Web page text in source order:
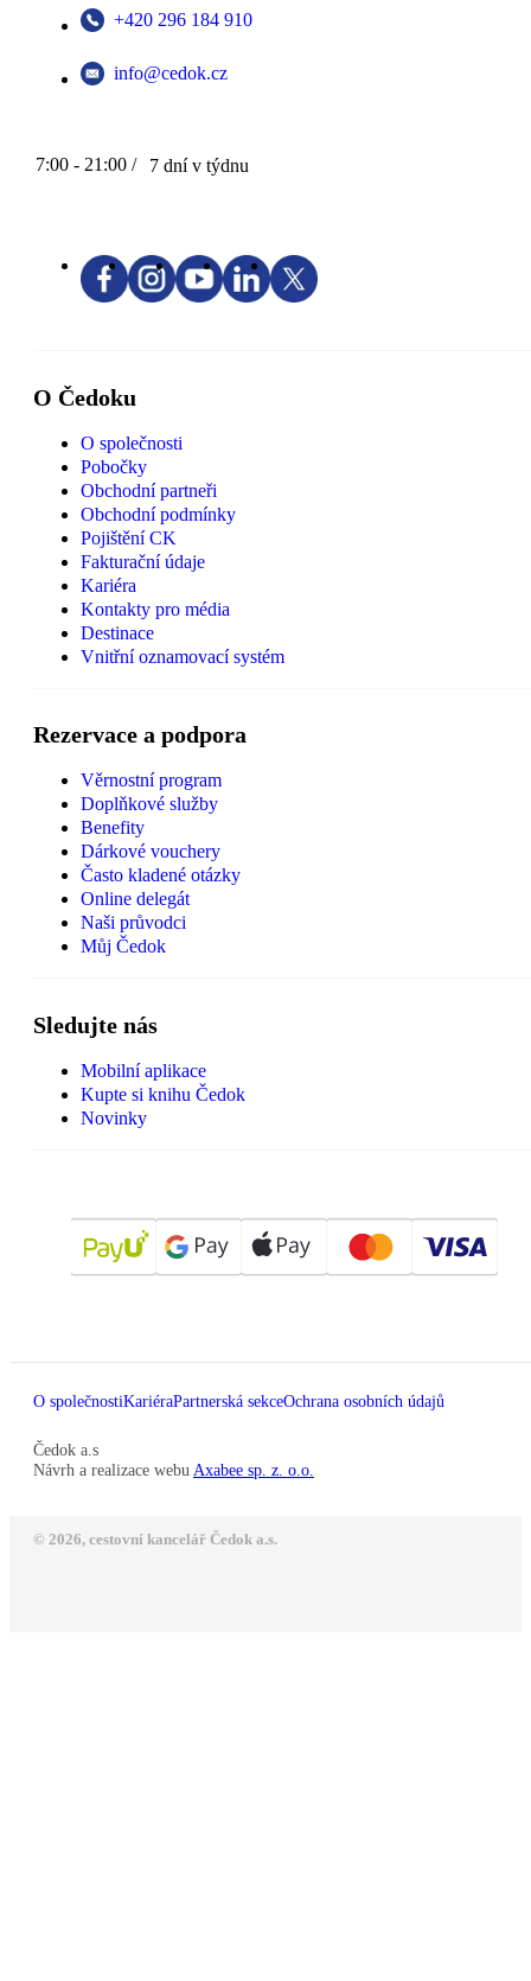
+420 296 184 910
info@cedok.cz
7:00 - 21:00 / 7 dní v týdnu
O Čedoku
O společnosti
Pobočky
Obchodní partneři
Obchodní podmínky
Pojištění CK
Fakturační údaje
Kariéra
Kontakty pro média
Destinace
Vnitřní oznamovací systém
Rezervace a podpora
Věrnostní program
Doplňkové služby
Benefity
Dárkové vouchery
Často kladené otázky
Online delegát
Naši průvodci
Můj Čedok
Sledujte nás
Mobilní aplikace
Kupte si knihu Čedok
Novinky
O společnostiKariéraPartnerská sekceOchrana osobních údajů
Čedok a.s
Návrh a realizace webu Axabee sp. z. o.o.
© 2026, cestovní kancelář Čedok a.s.